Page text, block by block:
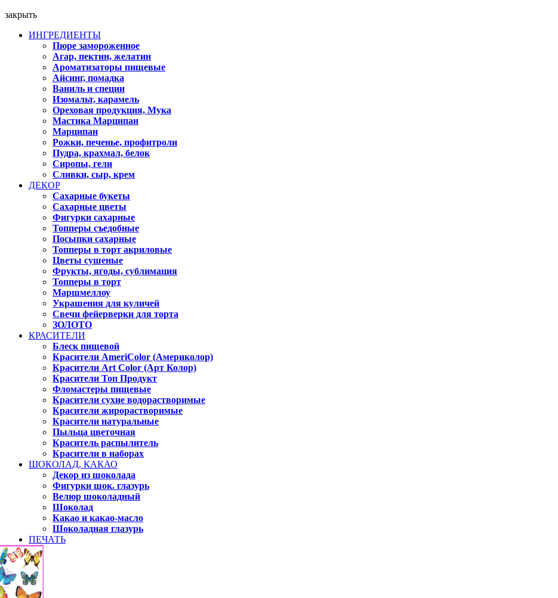
закрыть
ИНГРЕДИЕНТЫ
Пюре замороженное
Агар, пектин, желатин
Ароматизаторы пищевые
Айсинг, помадка
Ваниль и специи
Изомальт, карамель
Ореховая продукция, Мука
Мастика Марципан
Марципан
Рожки, печенье, профитроли
Пудра, крахмал, белок
Сиропы, гели
Сливки, сыр, крем
ДЕКОР
Сахарные букеты
Сахарные цветы
Фигурки сахарные
Топперы съедобные
Посыпки сахарные
Топперы в торт акриловые
Цветы сушеные
Фрукты, ягоды, сублимация
Топперы в торт
Маршмеллоу
Украшения для куличей
Свечи фейерверки для торта
ЗОЛОТО
КРАСИТЕЛИ
Блеск пищевой
Красители AmeriColor (Америколор)
Красители Art Color (Арт Колор)
Красители Топ Продукт
Фломастеры пищевые
Красители сухие водорастворимые
Красители жирорастворимые
Красители натуральные
Пыльца цветочная
Краситель распылитель
Красители в наборах
ШОКОЛАД, КАКАО
Декор из шоколада
Фигурки шок. глазурь
Велюр шоколадный
Шоколад
Какао и какао-масло
Шоколадная глазурь
ПЕЧАТЬ